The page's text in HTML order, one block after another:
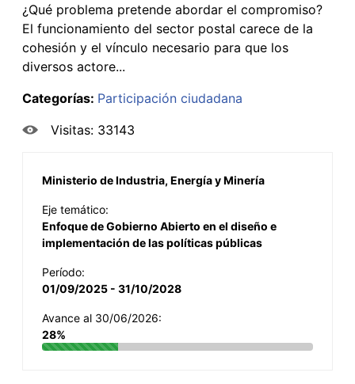
¿Qué problema pretende abordar el compromiso?
El funcionamiento del sector postal carece de la
cohesión y el vínculo necesario para que los
diversos actore...
Categorías: Participación ciudadana
Visitas: 33143
Ministerio de Industria, Energía y Minería
Eje temático:
Enfoque de Gobierno Abierto en el diseño e
implementación de las políticas públicas
Período:
01/09/2025 - 31/10/2028
Avance al 30/06/2026:
28%